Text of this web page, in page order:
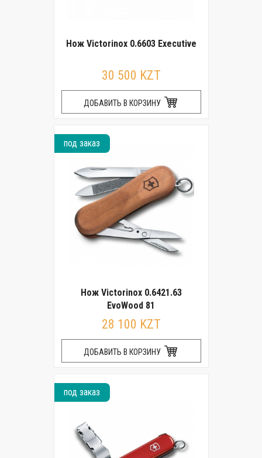
Нож Victorinox 0.6603 Executive
30 500 KZT
ДОБАВИТЬ В КОРЗИНУ
под заказ
Нож Victorinox 0.6421.63
EvoWood 81
28 100 KZT
ДОБАВИТЬ В КОРЗИНУ
под заказ